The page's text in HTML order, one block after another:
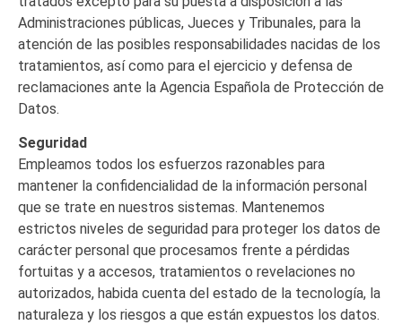
Administraciones públicas, Jueces y Tribunales, para la
atención de las posibles responsabilidades nacidas de los
tratamientos, así como para el ejercicio y defensa de
reclamaciones ante la Agencia Española de Protección de
Datos.
Seguridad
Empleamos todos los esfuerzos razonables para
mantener la confidencialidad de la información personal
que se trate en nuestros sistemas. Mantenemos
estrictos niveles de seguridad para proteger los datos de
carácter personal que procesamos frente a pérdidas
fortuitas y a accesos, tratamientos o revelaciones no
autorizados, habida cuenta del estado de la tecnología, la
naturaleza y los riesgos a que están expuestos los datos.